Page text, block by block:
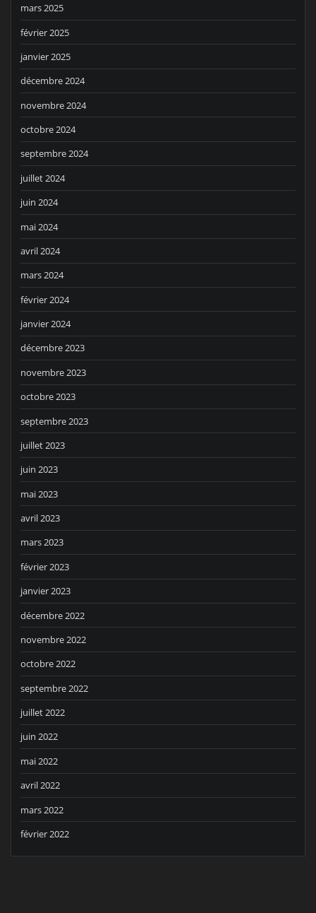
mars 2025
février 2025
janvier 2025
décembre 2024
novembre 2024
octobre 2024
septembre 2024
juillet 2024
juin 2024
mai 2024
avril 2024
mars 2024
février 2024
janvier 2024
décembre 2023
novembre 2023
octobre 2023
septembre 2023
juillet 2023
juin 2023
mai 2023
avril 2023
mars 2023
février 2023
janvier 2023
décembre 2022
novembre 2022
octobre 2022
septembre 2022
juillet 2022
juin 2022
mai 2022
avril 2022
mars 2022
février 2022